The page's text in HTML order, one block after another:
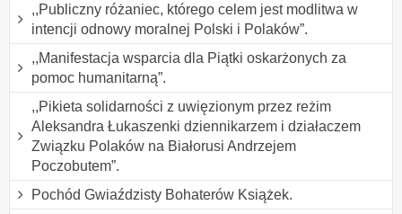
,,Publiczny różaniec, którego celem jest modlitwa w
intencji odnowy moralnej Polski i Polaków”.
,,Manifestacja wsparcia dla Piątki oskarżonych za
pomoc humanitarną”.
,,Pikieta solidarności z uwięzionym przez reżim
Aleksandra Łukaszenki dziennikarzem i działaczem
Związku Polaków na Białorusi Andrzejem
Poczobutem”.
Pochód Gwiaździsty Bohaterów Książek.